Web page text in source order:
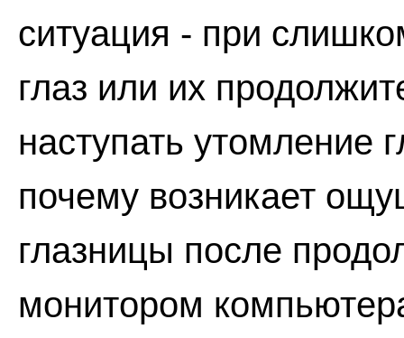
ситуация - при
глаз или их
наступать утомление
почему возникает
глазницы после
монитором